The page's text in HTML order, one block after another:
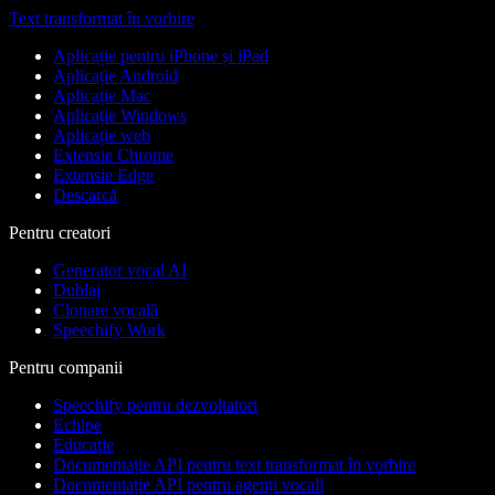
Text transformat în vorbire
Aplicație pentru iPhone și iPad
Aplicație Android
Aplicație Mac
Aplicație Windows
Aplicație web
Extensie Chrome
Extensie Edge
Descarcă
Pentru creatori
Generator vocal AI
Dublaj
Clonare vocală
Speechify Work
Pentru companii
Speechify pentru dezvoltatori
Echipe
Educație
Documentație API pentru text transformat în vorbire
Documentație API pentru agenți vocali